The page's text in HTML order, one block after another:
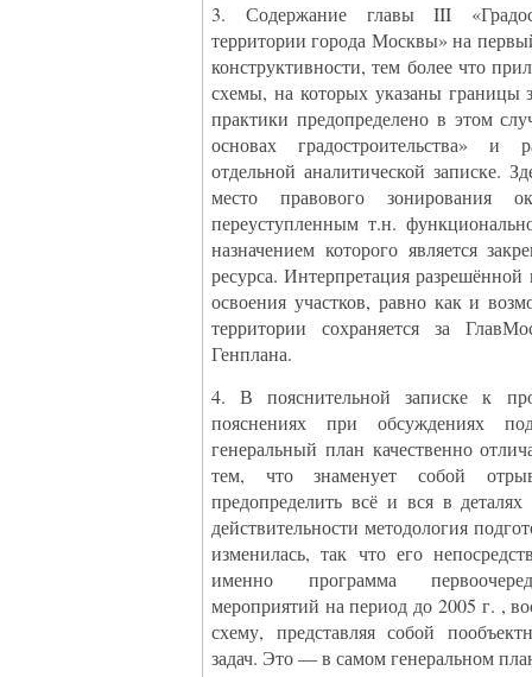
3. Содержание главы III
территории города Москвы» на
конструктивности, тем более что
схемы, на которых указаны границы
практики предопределено в этом
основах градостроительства» и
отдельной аналитической записке.
место правового зонирования
переуступленным т.н.
назначением которого является
ресурса. Интерпретация
освоения участков, равно как и
территории сохраняется за
Генплана.
4. В пояснительной записке к
пояснениях при обсуждениях
генеральный план качественно
тем, что знаменует собой
предопределить всё и вся в
действительности методология
изменилась, так что его
именно программа
мероприятий на период до 2005 г. ,
схему, представляя собой
задач. Это — в самом генеральном